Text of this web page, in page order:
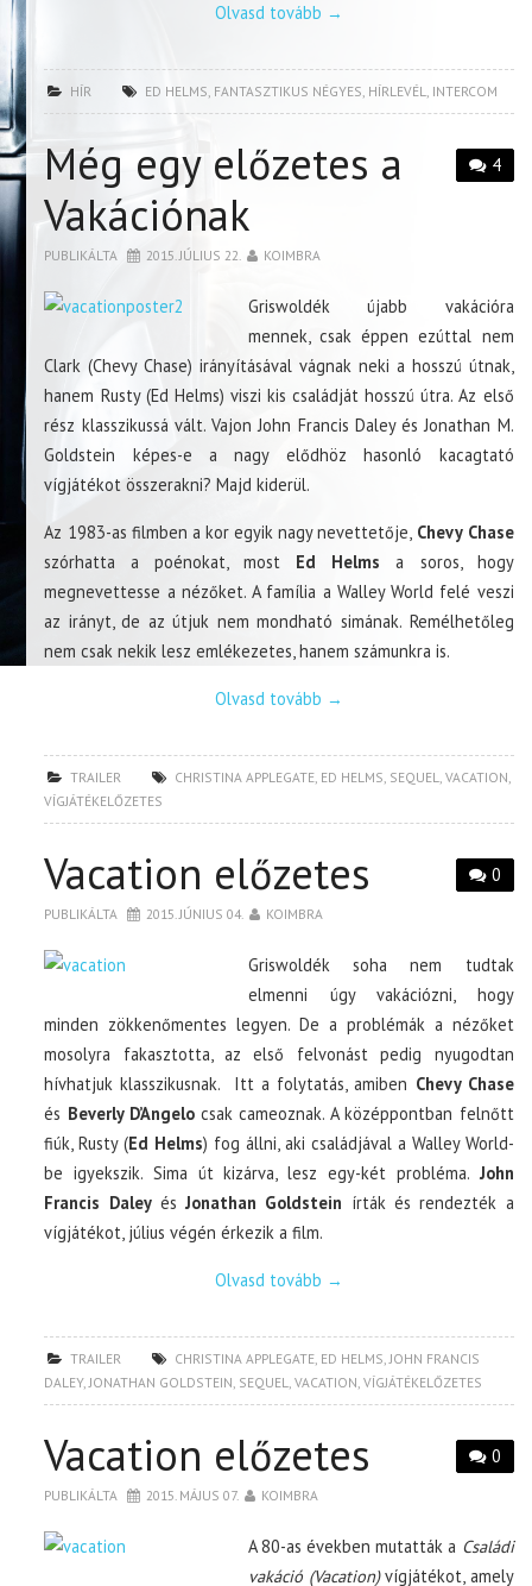
Olvasd tovább →
HÍR ED HELMS, FANTASZTIKUS NÉGYES, HÍRLEVÉL, INTERCOM
4
Még egy előzetes a
Vakációnak
PUBLIKÁLTA 2015. JÚLIUS 22. KOIMBRA
Griswoldék újabb vakációra
mennek, csak éppen ezúttal nem
Clark (Chevy Chase) irányításával vágnak neki a hosszú útnak,
hanem Rusty (Ed Helms) viszi kis családját hosszú útra. Az első
rész klasszikussá vált. Vajon John Francis Daley és Jonathan M.
Goldstein képes-e a nagy elődhöz hasonló kacagtató
vígjátékot összerakni? Majd kiderül.
Az 1983-as filmben a kor egyik nagy nevettetője, Chevy Chase
szórhatta a poénokat, most Ed Helms a soros, hogy
megnevettesse a nézőket. A família a Walley World felé veszi
az irányt, de az útjuk nem mondható simának. Remélhetőleg
nem csak nekik lesz emlékezetes, hanem számunkra is.
Olvasd tovább →
TRAILER CHRISTINA APPLEGATE, ED HELMS, SEQUEL,VACATION,
VÍGJÁTÉKELŐZETES
0
Vacation előzetes
PUBLIKÁLTA 2015. JÚNIUS 04. KOIMBRA
Griswoldék soha nem tudtak
elmenni úgy vakációzni, hogy
minden zökkenőmentes legyen. De a problémák a nézőket
mosolyra fakasztotta, az első felvonást pedig nyugodtan
hívhatjuk klasszikusnak. Itt a folytatás, amiben Chevy Chase
és Beverly D’Angelocsak cameoznak. A középpontban felnőtt
fiúk, Rusty (Ed Helms) fog állni, aki családjával a Walley World-
be igyekszik. Sima út kizárva, lesz egy-két probléma. John
Francis DaleyésJonathan Goldstein írták és rendezték a
vígjátékot, július végén érkezik a film.
Olvasd tovább →
TRAILER CHRISTINA APPLEGATE, ED HELMS,JOHN FRANCIS
DALEY,JONATHAN GOLDSTEIN, SEQUEL,VACATION,VÍGJÁTÉKELŐZETES
0
Vacation előzetes
PUBLIKÁLTA 2015. MÁJUS 07. KOIMBRA
A 80-as években mutatták a Családi
vakáció (Vacation)vígjátékot, amely